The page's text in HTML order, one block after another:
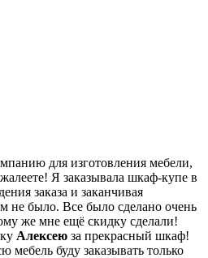
для изготовления мебели,
Я заказывала шкаф-купе в
заказа и заканчивая
не было. Все было сделано очень
же мне ещё скидку сделали!
Алексею за прекрасный шкаф!
мебель буду заказывать только